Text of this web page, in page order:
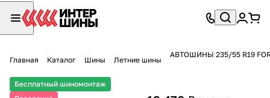
Главная Каталог Шины Летние шины
АВТОШИНЫ 235/55 R19
Бесплатный шиномонтаж